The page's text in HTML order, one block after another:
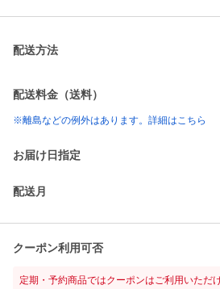
配送方法
配送料金（送料）
※離島などの例外はあります。詳細はこちら
お届け日指定
配送月
クーポン利用可否
定期・予約商品ではクーポンはご利用いただ